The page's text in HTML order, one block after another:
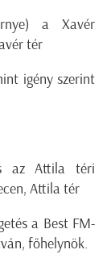
a Xavér
tér
igény szerint
az Attila téri
Attila tér
a Best FM-
főhelynök.